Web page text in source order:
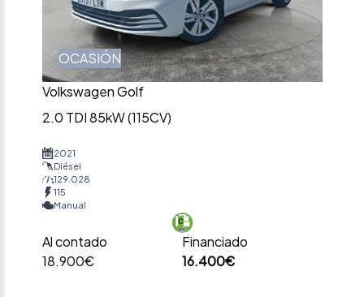
OCASIÓN
Volkswagen Golf
2.0 TDI 85kW (115CV)
2021
Diésel
129.028
115
Manual
Al contado
18.900€
Financiado
16.400€